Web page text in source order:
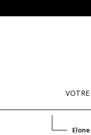
Elone